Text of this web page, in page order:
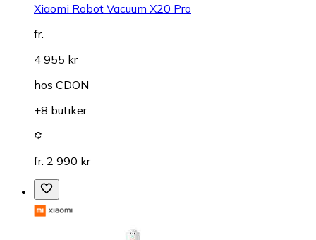
Xiaomi Robot Vacuum X20 Pro
fr.
4 955 kr
hos CDON
+8 butiker
fr. 2 990 kr